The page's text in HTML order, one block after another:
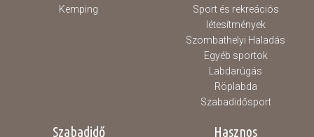
Kemping
Sport és rekreációs
létesítmények
Szombathelyi Haladás
Egyéb sportok
Labdarúgás
Röplabda
Szabadidősport
Szabadidő Hasznos